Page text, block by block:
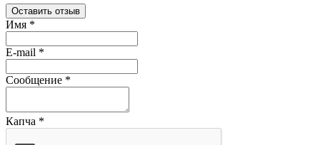
Оставить отзыв
Имя *
E-mail *
Сообщение *
Капча *